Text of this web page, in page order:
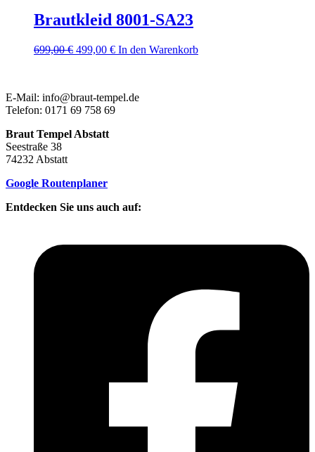
1.390,00 €699,00 €.
Brautkleid 8001-SA23
699,00€ Ursprünglicher
499,00 €Aktueller
In den Warenkorb
E-Mail: info@braut-tempel.de
Telefon: 0171 69 758 69
Braut Tempel Abstatt
Seestraße 38
74232 Abstatt
Google Routenplaner
Entdecken Sie uns auch auf: